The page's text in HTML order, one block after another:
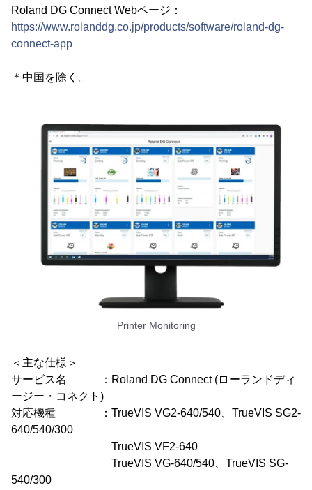
Roland DG Connect Webページ：
https://www.rolanddg.co.jp/products/software/roland-dg-
connect-app
＊中国を除く。
Printer Monitoring
＜主な仕様＞
サービス名 ：Roland DG Connect (ローランドディ
ージー・コネクト)
対応機種 ：TrueVIS VG2-640/540、TrueVIS SG2-
640/540/300
TrueVIS VF2-640
TrueVIS VG-640/540、TrueVIS SG-
540/300